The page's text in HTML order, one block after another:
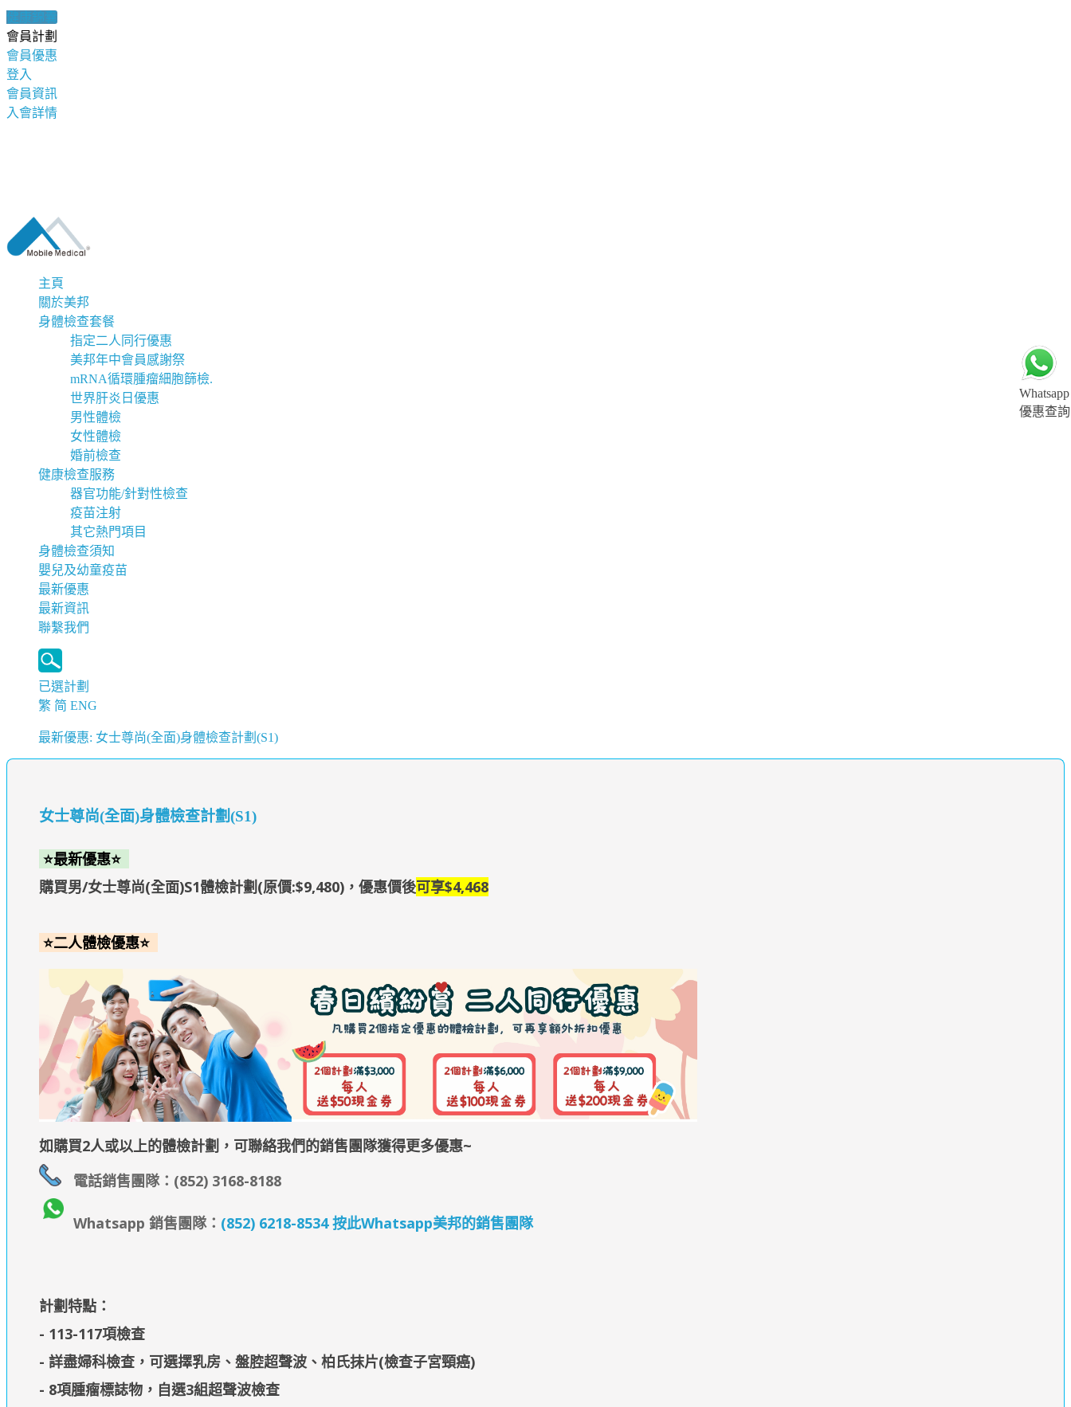
健康錦囊
會員計劃
會員優惠
登入
會員資訊
入會詳情
主頁
關於美邦
身體檢查套餐
指定二人同行優惠
美邦年中會員感謝祭
mRNA循環腫瘤細胞篩檢.
世界肝炎日優惠
男性體檢
女性體檢
婚前檢查
健康檢查服務
器官功能/針對性檢查
疫苗注射
其它熱門項目
身體檢查須知
嬰兒及幼童疫苗
最新優惠
最新資訊
聯繫我們
已選計劃
繁 简 ENG
Whatsapp
優惠查詢
最新優惠: 女士尊尚(全面)身體檢查計劃(S1)
女士尊尚(全面)身體檢查計劃(S1)
⭐最新優惠⭐
購買男/女士尊尚(全面)S1體檢計劃(原價:$9,480)，優惠價後可享$4,468
⭐二人體檢優惠⭐
如購買2人或以上的體檢計劃，可聯絡我們的銷售團隊獲得更多優惠~
電話銷售團隊：(852) 3168-8188
Whatsapp 銷售團隊： (852) 6218-8534 按此Whatsapp美邦的銷售團隊
計劃特點：
- 113-117項檢查
- 詳盡婦科檢查，可選擇乳房、盤腔超聲波、柏氏抹片(檢查子宮頸癌)
- 8項腫瘤標誌物，自選3組超聲波檢查